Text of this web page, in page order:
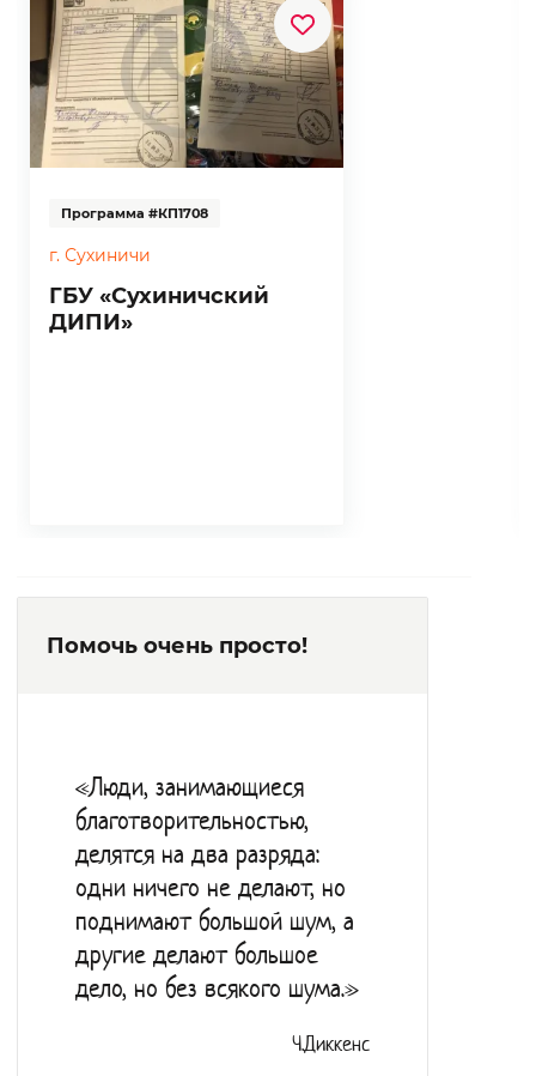
Обеспечивать должный реальный уход за
пожилой женщиной стало ещё трудней.
Поэтому по обоюдному соглашению
родные решили обратиться за помощью в
пожилым».
В наших силах сделать её жизнь легче.
Программа #КП1708
г. Сухиничи
ГБУ «Сухиничский
ДИПИ»
Помочь очень просто!
«Люди, занимающиеся
благотворительностью,
делятся на два разряда:
одни ничего не делают, но
поднимают большой шум, а
другие делают большое
дело, но без всякого шума.»
Ч.Диккенс